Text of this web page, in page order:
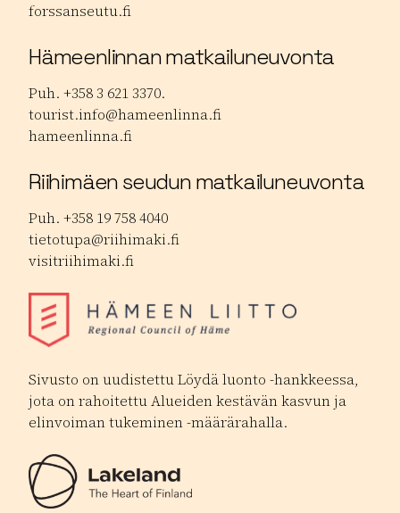
forssanseutu.fi
Hämeenlinnan matkailuneuvonta
Puh. +358 3 621 3370.
tourist.info@hameenlinna.fi
hameenlinna.fi
Riihimäen seudun matkailuneuvonta
Puh. +358 19 758 4040
tietotupa@riihimaki.fi
visitriihimaki.fi
Sivusto on uudistettu Löydä luonto -hankkeessa,
jota on rahoitettu Alueiden kestävän kasvun ja
elinvoiman tukeminen -määrärahalla.